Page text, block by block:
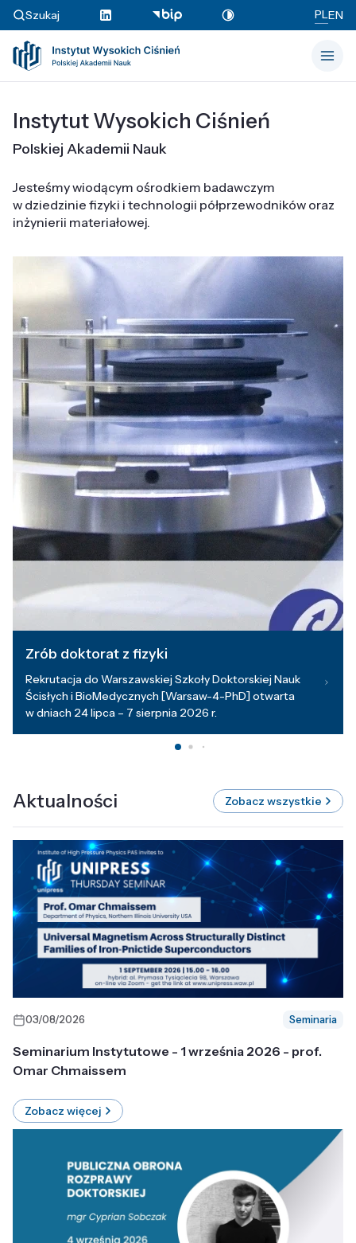
Szukaj PLEN
Instytut Wysokich Ciśnień
Polskiej Akademii Nauk
Jesteśmy wiodącym ośrodkiem badawczym
w dziedzinie fizyki i technologii półprzewodników oraz
inżynierii materiałowej.
Zrób doktorat z fizyki
Rekrutacja do Warszawskiej Szkoły Doktorskiej Nauk
Ścisłych i BioMedycznych [Warsaw-4-PhD] otwarta
w dniach 24 lipca – 7 sierpnia 2026 r.
Aktualności Zobacz wszystkie
03/08/2026 Seminaria
Seminarium Instytutowe - 1 września 2026 - prof.
Omar Chmaissem
Zobacz więcej